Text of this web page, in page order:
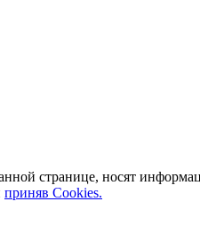
странице, носят
приняв Cookies.